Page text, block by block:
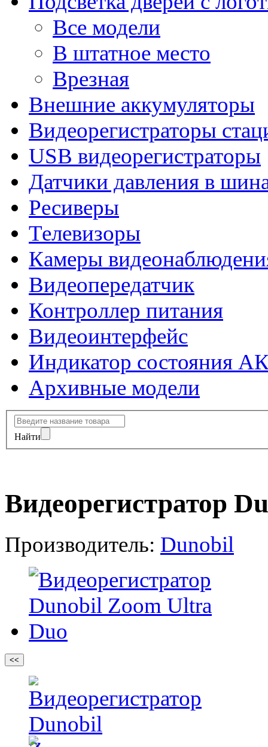
Все модели
В штатное место
Врезная
Внешние аккумуляторы
Видеорегистраторы
USB видеорегистраторы
Датчики давления в
Ресиверы
Телевизоры
Камеры
Видеопередатчик
Контроллер питания
Видеоинтерфейс
Индикатор состояния
Архивные модели
Найти
Видеорегистратор
Производитель: Dunobil
<<